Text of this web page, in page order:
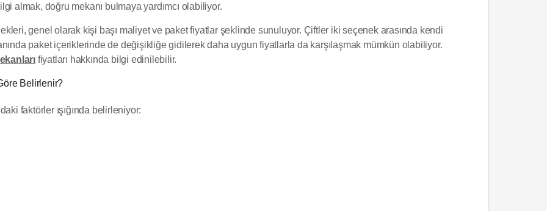
almak, doğru mekanı bulmaya yardımcı olabiliyor.
genel olarak kişi başı maliyet ve paket fiyatlar şeklinde sunuluyor. Çiftler iki seçenek arasında kendi
paket içeriklerinde de değişikliğe gidilerek daha uygun fiyatlarla da karşılaşmak mümkün olabiliyor.
fiyatları hakkında bilgi edinilebilir.
Belirlenir?
faktörler ışığında belirleniyor: